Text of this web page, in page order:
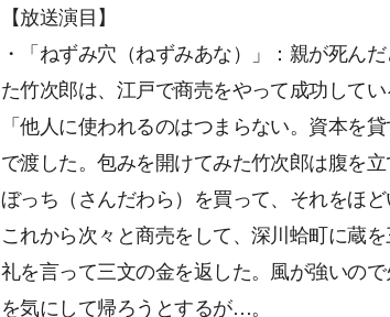
【放送演目】
・「ねずみ穴（ねずみあな）」：親が死ん
た竹次郎は、江戸で商売をやって成功して
「他人に使われるのはつまらない。資本を
で渡した。包みを開けてみた竹次郎は腹を
ぼっち（さんだわら）を買って、それをほ
これから次々と商売をして、深川蛤町に蔵
礼を言って三文の金を返した。風が強いの
を気にして帰ろうとするが…。